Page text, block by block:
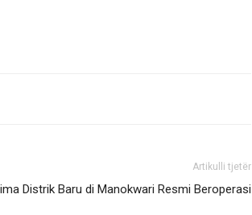
Artikulli tjetër
Distrik Baru di Manokwari Resmi Beroperasi